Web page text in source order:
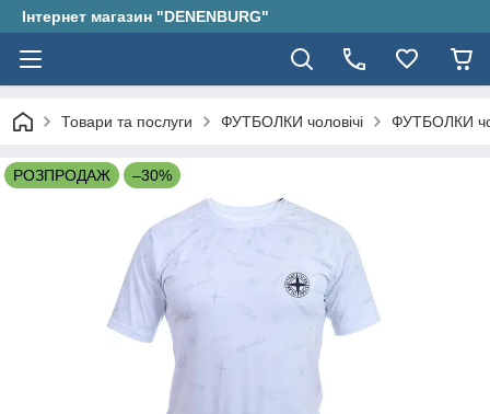
Інтернет магазин "DENENBURG"
Товари та послуги ФУТБОЛКИ чоловічі ФУТБОЛКИ
РОЗПРОДАЖ –30%